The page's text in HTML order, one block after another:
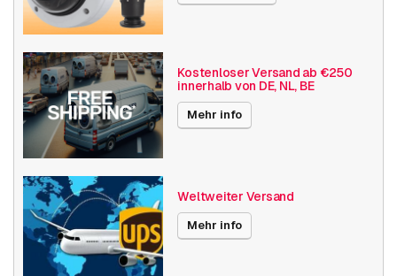
Kostenloser Versand ab €250
innerhalb von DE, NL, BE
Mehr info
Weltweiter Versand
Mehr info